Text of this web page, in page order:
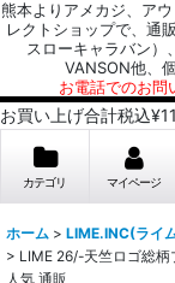
熊本よりアメカジ、ア
レクトショップで、通
スローキャラバン）
VANSON他、
お電話でのお
お買い上げ合計税込
カテゴリ マイページ
ホーム > LIME.INC(ライ
> LIME 26/-天竺ロゴ総柄
人気 通販